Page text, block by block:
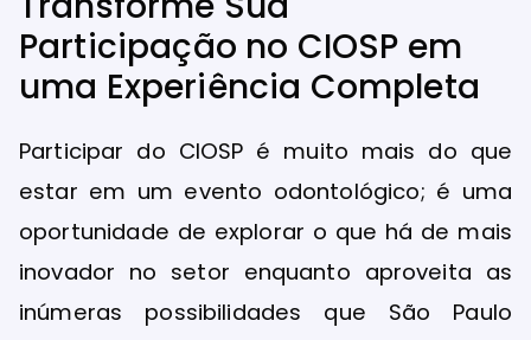
Participação no CIOSP em
uma Experiência Completa
Participar do CIOSP é muito mais do que
estar em um evento odontológico; é uma
oportunidade de explorar o que há de mais
inovador no setor enquanto aproveita as
inúmeras possibilidades que São Paulo